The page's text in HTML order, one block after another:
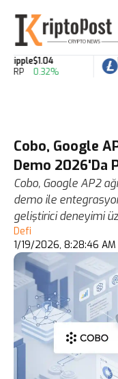
Ripple
XRP
$1.04
0.32%
Cobo, Google
Demo 2026'Da
Cobo, Google AP2
demo ile
geliştirici deneyimi
Defi
1/19/2026, 8:28:46 AM